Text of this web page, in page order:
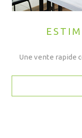
Une vente rapide